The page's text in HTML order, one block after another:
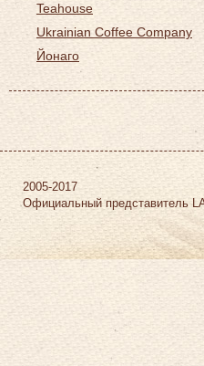
Teahouse
Ukrainian Coffee Company
Йонаго
2005-2017
Официальный представитель